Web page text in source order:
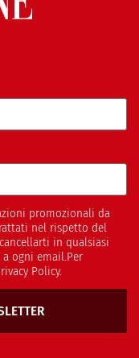
promozionali da
nel rispetto del
cancellarti in qualsiasi
ogni email.Per
Policy.